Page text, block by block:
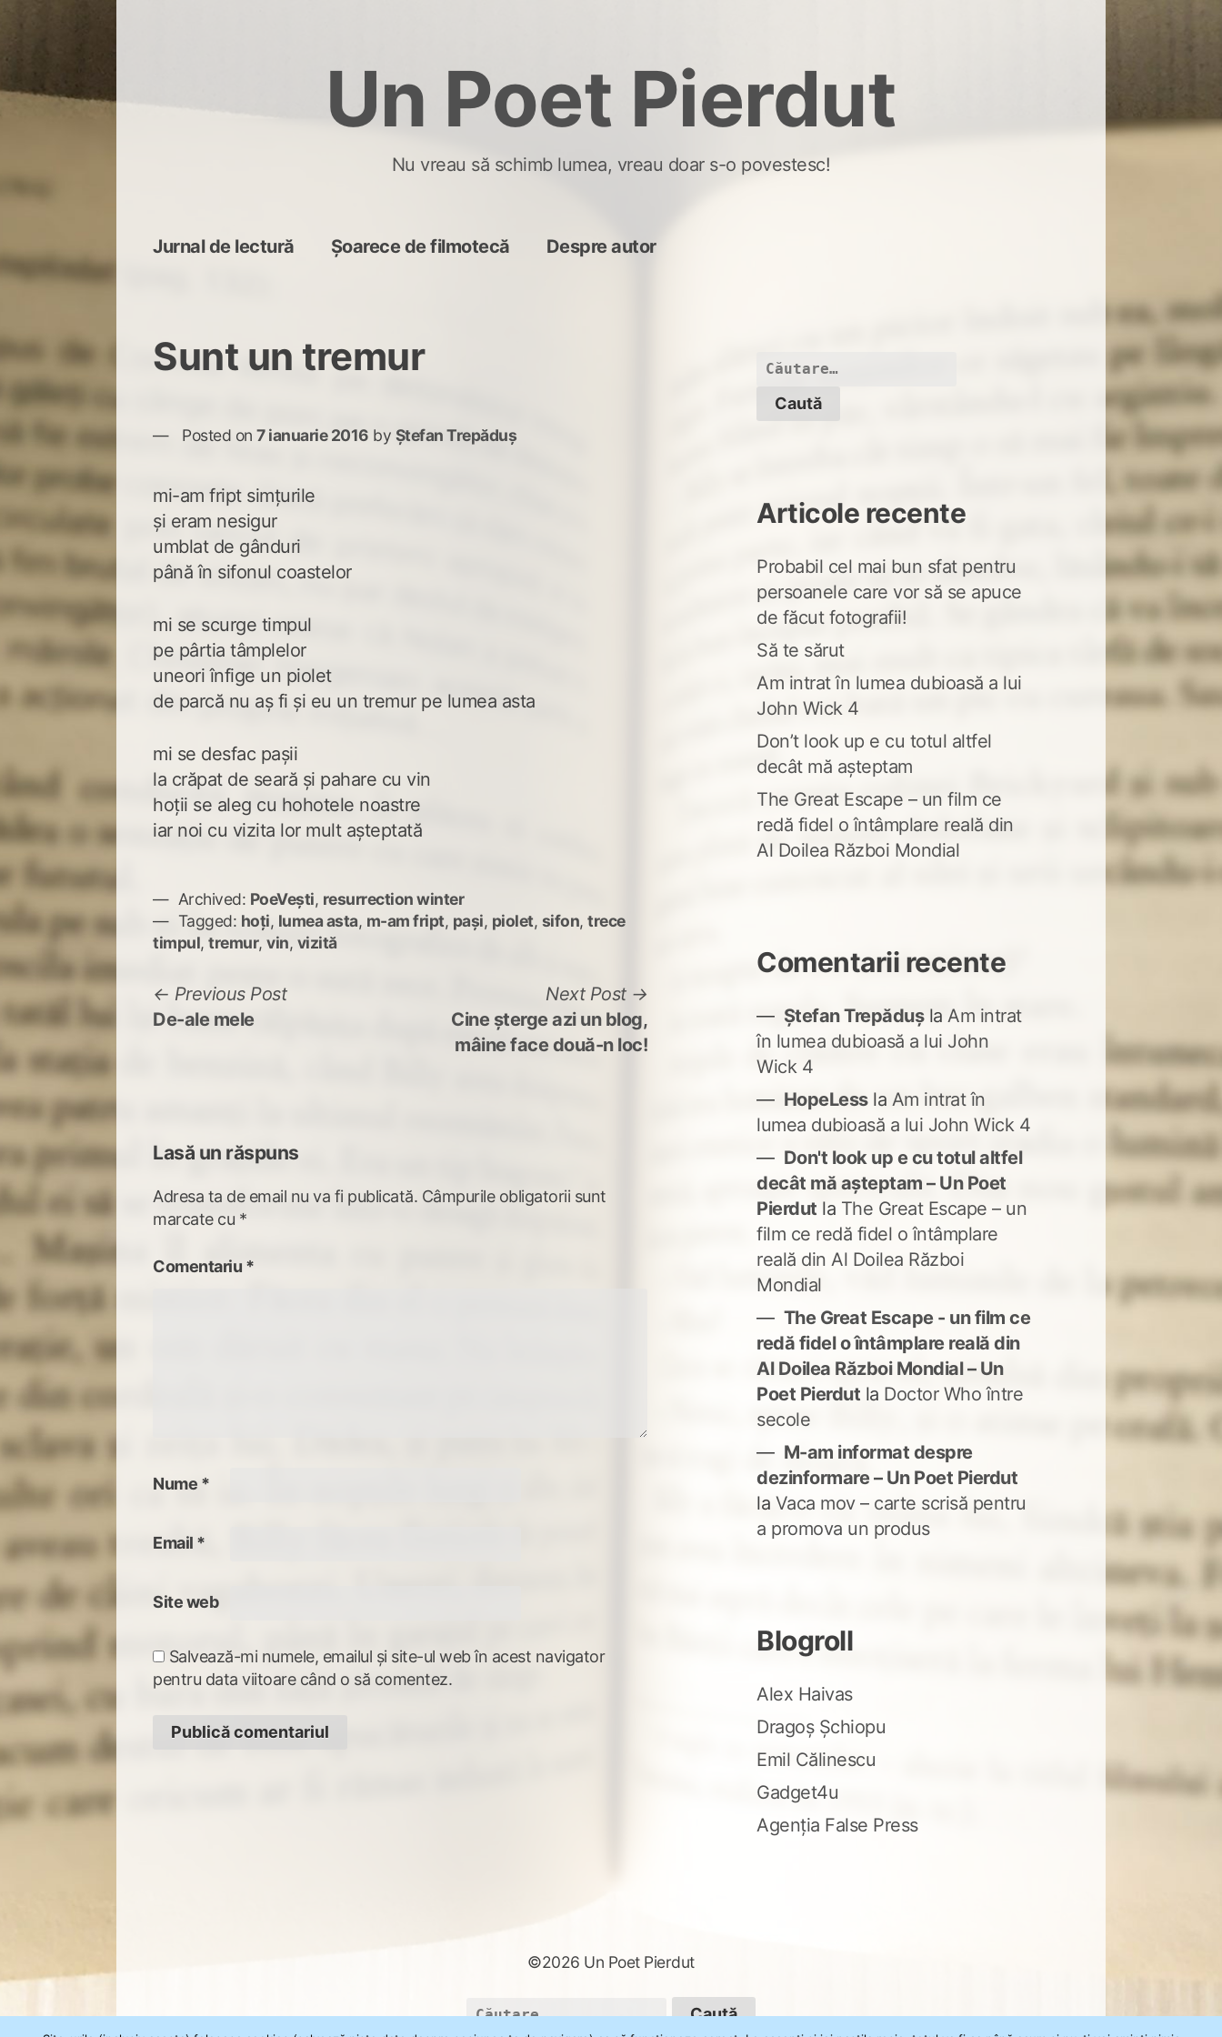
Un Poet Pierdut
Nu vreau să schimb lumea, vreau doar s-o povestesc!
Jurnal de lectură Șoarece de filmotecă Despre autor
Sunt un tremur
Posted on7 ianuarie 2016 by Ștefan Trepăduș
mi-am fript simțurile
și eram nesigur
umblat de gânduri
până în sifonul coastelor
mi se scurge timpul
pe pârtia tâmplelor
uneori înfige un piolet
de parcă nu aș fi și eu un tremur pe lumea asta
mi se desfac pașii
la crăpat de seară și pahare cu vin
hoții se aleg cu hohotele noastre
iar noi cu vizita lor mult așteptată
Archived: PoeVești, resurrection winter
Tagged: hoți, lumea asta, m-am fript, pași, piolet, sifon,trece
timpul,tremur,vin, vizită
Navigare
în
Previous PostPrevious
De-ale mele
Next Post
post:
Cine șterge azi un blog,
mâine face două-n loc!
Lasă un răspuns
Adresa ta de email nu va fi publicată. Câmpurile obligatorii sunt
marcate cu *
Comentariu *
Nume *
Email *
Site web
Salvează-mi numele, emailul și site-ul web în acest navigator
pentru data viitoare când o să comentez.
Caută
Articole recente
Probabil cel mai bun sfat pentru
persoanele care vor să se apuce
de făcut fotografii!
Să te sărut
Am intrat în lumea dubioasă a lui
John Wick 4
Don’t look up e cu totul altfel
decât mă așteptam
The Great Escape – un film ce
redă fidel o întâmplare reală din
Al Doilea Război Mondial
Comentarii recente
Ștefan Trepădușla Am intrat
în lumea dubioasă a lui John
Wick 4
HopeLessla Am intrat în
lumea dubioasă a lui John Wick 4
Don't look up e cu totul altfel
decât mă așteptam – Un Poet
Pierdut la The Great Escape – un
film ce redă fidel o întâmplare
reală din Al Doilea Război
Mondial
The Great Escape - un film ce
redă fidel o întâmplare reală din
Al Doilea Război Mondial – Un
Poet Pierdut la Doctor Who între
secole
M-am informat despre
dezinformare – Un Poet Pierdut
la Vaca mov – carte scrisă pentru
a promova un produs
Blogroll
Alex Haivas
Dragoș Șchiopu
Emil Călinescu
Gadget4u
Agenția False Press
©2026 Un Poet Pierdut
Caută